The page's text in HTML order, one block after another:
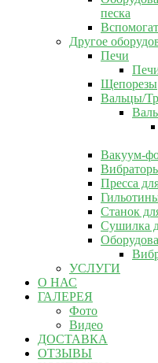
песка
Другое
Печи
Щепорезы
Вальцы/
Вакуум-
Пресса
Станок
Сушилка
УСЛУГИ
О НАС
ГАЛЕРЕЯ
Фото
Видео
ДОСТАВКА
ОТЗЫВЫ